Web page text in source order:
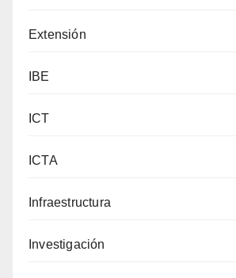
Extensión
IBE
ICT
ICTA
Infraestructura
Investigación